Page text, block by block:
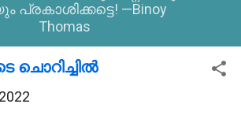
പ്രകാശിക്കട്ടെ! —Binoy
Thomas
ചൊറിച്ചിൽ